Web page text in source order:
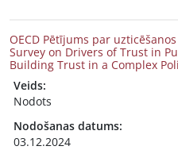
OECD Pētījums par
Survey on Drivers of Trust in
Building Trust in a Complex
Veids:
Nodots
Nodošanas datums:
03.12.2024